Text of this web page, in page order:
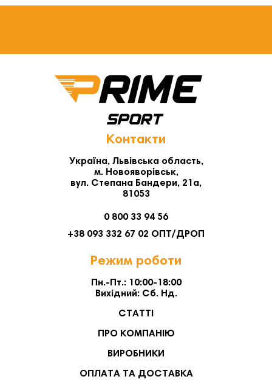
Контакти
Україна, Львівська область,
м. Новояворівськ,
вул. Степана Бандери, 21а,
81053
0 800 33 94 56
+38 093 332 67 02 ОПТ/ДРОП
Режим роботи
Пн.-Пт.: 10:00-18:00
Вихідний: Сб. Нд.
СТАТТІ
ПРО КОМПАНІЮ
ВИРОБНИКИ
ОПЛАТА ТА ДОСТАВКА